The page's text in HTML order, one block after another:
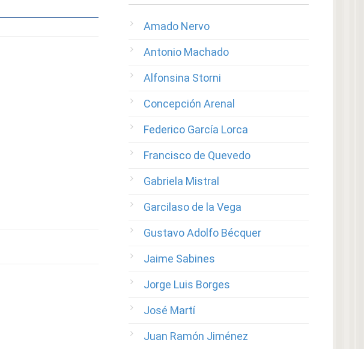
Amado Nervo
Antonio Machado
Alfonsina Storni
Concepción Arenal
Federico García Lorca
Francisco de Quevedo
Gabriela Mistral
Garcilaso de la Vega
Gustavo Adolfo Bécquer
Jaime Sabines
Jorge Luis Borges
José Martí
Juan Ramón Jiménez